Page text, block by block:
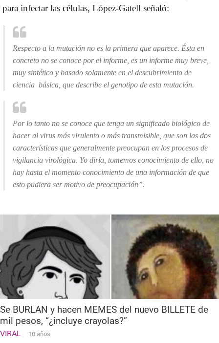
para infectar las células, López-Gatell señaló:
Respecto a la mutación no es la primera que aparece. Ésta en
concreto no se conoce por el informe, es un informe muy breve,
muy sintético y basado solamente en el descubrimiento de
ciencia básica, que describe el genotipo de esta mutación.
Por lo tanto no se conoce que tenga un significado biológico de
hacer al virus más virulento o más transmisible, que son las dos
características que generalmente preocupan en los procesos de
vigilancia virológica. Yo diría, tomemos conocimiento de ello, no
hay hasta el momento conocimiento de una información de que
esto pudiera ser motivo de preocupación”.
Se BURLAN y hacen MEMES del nuevo BILLETE de
mil pesos, “¿incluye crayolas?”
VIRAL 10 años